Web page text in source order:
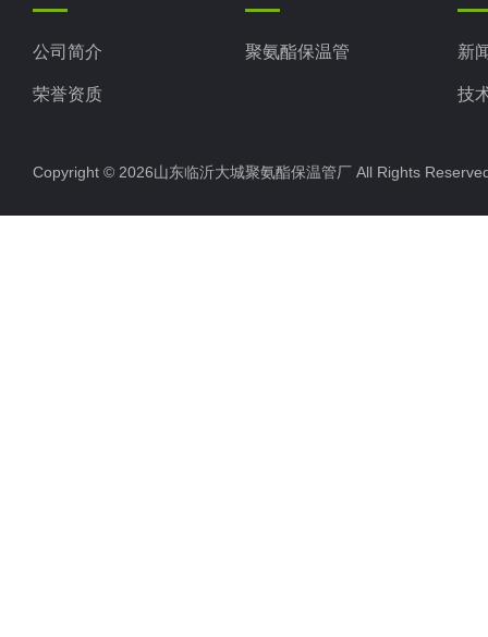
公司简介
荣誉资质
聚氨酯保温管 新
技
Copyright © 2026山东临沂大城聚氨酯保温管厂 All Rights